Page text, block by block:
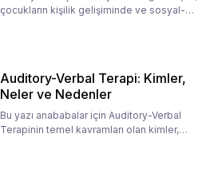
çocukların kişilik gelişiminde ve sosyal-
Auditory-Verbal Terapi: Kimler,
Neler ve Nedenler
Bu yazı anababalar için Auditory-Verbal
Terapinin temel kavramları olan kimler,